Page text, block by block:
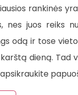
rankinės
nes juos reiks
odą ir tose
dieną. Tad